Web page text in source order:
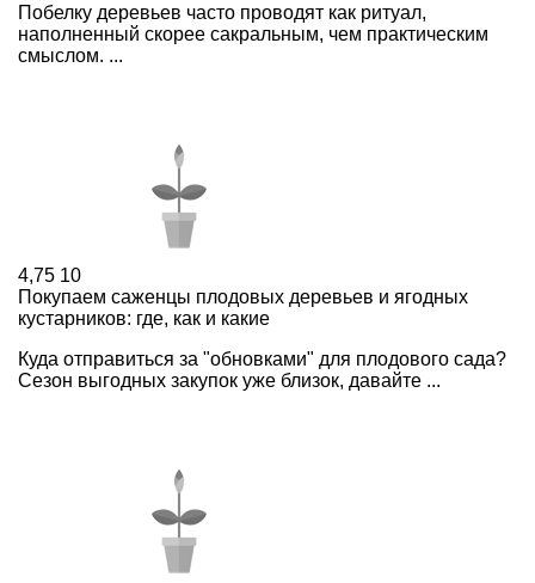
Побелку деревьев часто проводят как ритуал,
наполненный скорее сакральным, чем практическим
смыслом. ...
4,75 10
Покупаем саженцы плодовых деревьев и ягодных
кустарников: где, как и какие
Куда отправиться за "обновками" для плодового сада?
Сезон выгодных закупок уже близок, давайте ...